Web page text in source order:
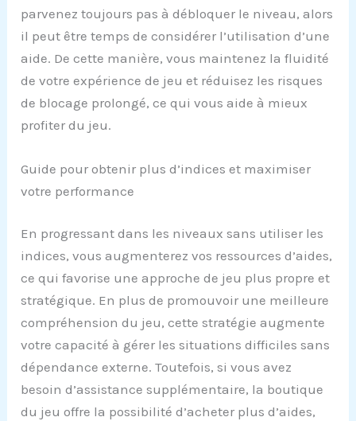
parvenez toujours pas à débloquer le niveau, alors
il peut être temps de considérer l’utilisation d’une
aide. De cette manière, vous maintenez la fluidité
de votre expérience de jeu et réduisez les risques
de blocage prolongé, ce qui vous aide à mieux
profiter du jeu.
Guide pour obtenir plus d’indices et maximiser
votre performance
En progressant dans les niveaux sans utiliser les
indices, vous augmenterez vos ressources d’aides,
ce qui favorise une approche de jeu plus propre et
stratégique. En plus de promouvoir une meilleure
compréhension du jeu, cette stratégie augmente
votre capacité à gérer les situations difficiles sans
dépendance externe. Toutefois, si vous avez
besoin d’assistance supplémentaire, la boutique
du jeu offre la possibilité d’acheter plus d’aides,